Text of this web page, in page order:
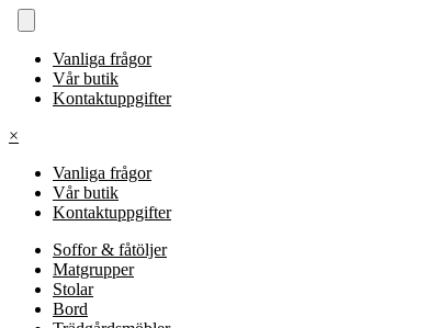
Vanliga frågor
Vår butik
Kontaktuppgifter
×
Vanliga frågor
Vår butik
Kontaktuppgifter
Soffor & fåtöljer
Matgrupper
Stolar
Bord